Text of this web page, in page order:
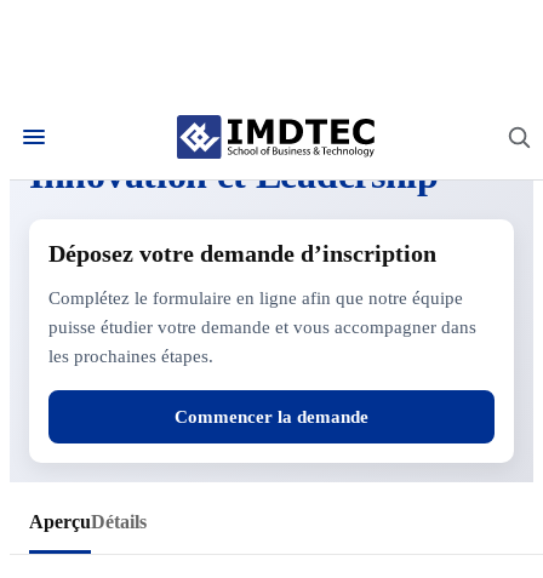
Entrepreneuriat & Innovation
Innovation et Leadership
Déposez votre demande d’inscription
Complétez le formulaire en ligne afin que notre équipe
puisse étudier votre demande et vous accompagner dans
les prochaines étapes.
Commencer la demande
AperçuDétails